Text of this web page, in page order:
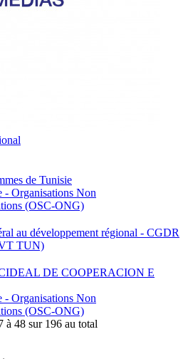
de Tunisie
- Organisations Non
(OSC-ONG)
au développement régional - CGDR
TUN)
DE COOPERACION E
- Organisations Non
(OSC-ONG)
à 48 sur 196 au total